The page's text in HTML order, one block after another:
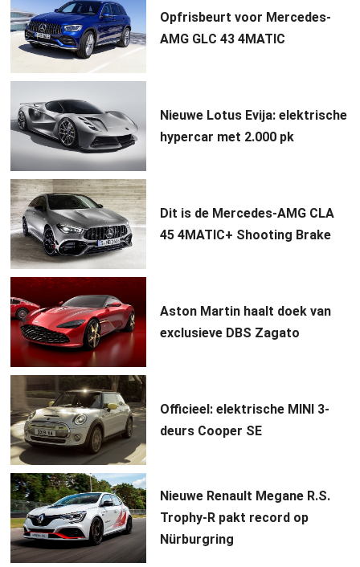
Opfrisbeurt voor Mercedes-
AMG GLC 43 4MATIC
Nieuwe Lotus Evija: elektrische
hypercar met 2.000 pk
Dit is de Mercedes-AMG CLA
45 4MATIC+ Shooting Brake
Aston Martin haalt doek van
exclusieve DBS Zagato
Officieel: elektrische MINI 3-
deurs Cooper SE
Nieuwe Renault Megane R.S.
Trophy-R pakt record op
Nürburgring